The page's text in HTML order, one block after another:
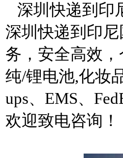
深圳快递到印
深圳快递到印
务，安全高效
纯/锂电池,化妆
ups、EMS、
欢迎致电咨询！